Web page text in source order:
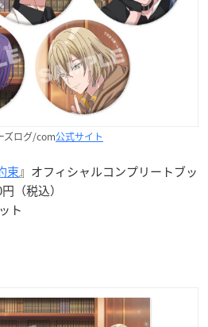
ズログ/com公式サイト
束』オフィシャルコンプリートブッ
（税込）
ト